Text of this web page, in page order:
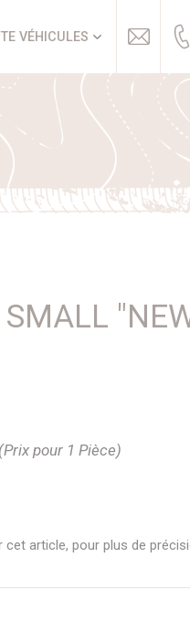
VÉHICULES
(Prix pour 1 Pièce)
article, pour plus de